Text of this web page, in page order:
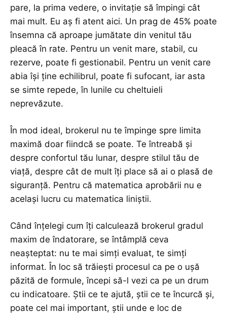
pare, la prima vedere, o invitație să împingi cât
mai mult. Eu aș fi atent aici. Un prag de 45% poate
însemna că aproape jumătate din venitul tău
pleacă în rate. Pentru un venit mare, stabil, cu
rezerve, poate fi gestionabil. Pentru un venit care
abia își ține echilibrul, poate fi sufocant, iar asta
se simte repede, în lunile cu cheltuieli
neprevăzute.
În mod ideal, brokerul nu te împinge spre limita
maximă doar fiindcă se poate. Te întreabă și
despre confortul tău lunar, despre stilul tău de
viață, despre cât de mult îți place să ai o plasă de
siguranță. Pentru că matematica aprobării nu e
același lucru cu matematica liniștii.
Când înțelegi cum îți calculează brokerul gradul
maxim de îndatorare, se întâmplă ceva
neașteptat: nu te mai simți evaluat, te simți
informat. În loc să trăiești procesul ca pe o ușă
păzită de formule, începi să-l vezi ca pe un drum
cu indicatoare. Știi ce te ajută, știi ce te încurcă și,
poate cel mai important, știi unde e loc de